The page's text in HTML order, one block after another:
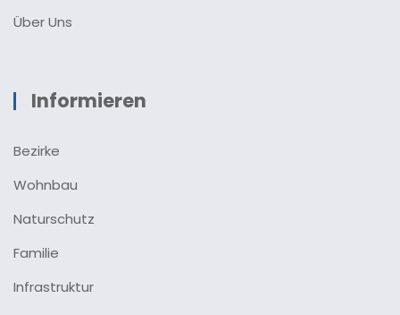
Über Uns
Informieren
Bezirke
Wohnbau
Naturschutz
Familie
Infrastruktur